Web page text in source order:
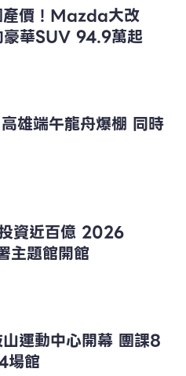
產價！Mazda大改
華SUV 94.9萬起
雄端午龍舟爆棚 同時
資近百億 2026
主題館開館
運動中心開幕 團課8
場館